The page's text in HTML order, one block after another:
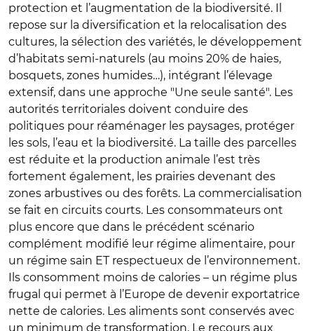
protection et l’augmentation de la biodiversité. Il
repose sur la diversification et la relocalisation des
cultures, la sélection des variétés, le développement
d’habitats semi-naturels (au moins 20% de haies,
bosquets, zones humides…), intégrant l’élevage
extensif, dans une approche "Une seule santé". Les
autorités territoriales doivent conduire des
politiques pour réaménager les paysages, protéger
les sols, l’eau et la biodiversité. La taille des parcelles
est réduite et la production animale l’est très
fortement également, les prairies devenant des
zones arbustives ou des forêts. La commercialisation
se fait en circuits courts. Les consommateurs ont
plus encore que dans le précédent scénario
complément modifié leur régime alimentaire, pour
un régime sain ET respectueux de l’environnement.
Ils consomment moins de calories – un régime plus
frugal qui permet à l’Europe de devenir exportatrice
nette de calories. Les aliments sont conservés avec
un minimum de transformation. Le recours aux